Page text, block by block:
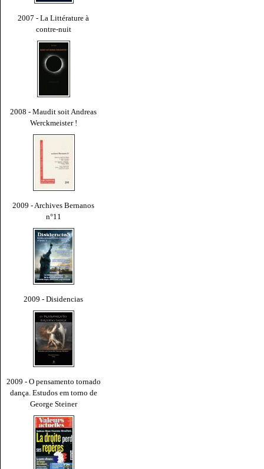
2007 - La Littérature à
contre-nuit
2008 - Maudit soit Andreas
Werckmeister !
2009 - Archives Bernanos
n°11
2009 - Disidencias
2009 - O pensamento tornado
dança. Estudos em torno de
George Steiner